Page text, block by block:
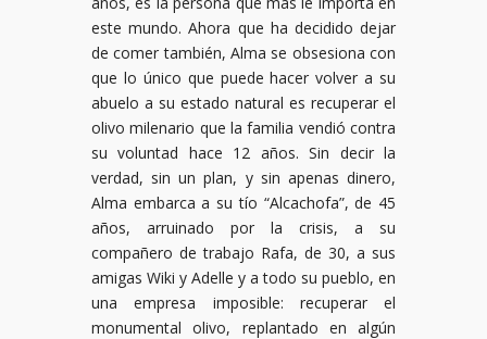
este mundo. Ahora que ha decidido dejar
de comer también, Alma se obsesiona con
que lo único que puede hacer volver a su
abuelo a su estado natural es recuperar el
olivo milenario que la familia vendió contra
su voluntad hace 12 años. Sin decir la
verdad, sin un plan, y sin apenas dinero,
Alma embarca a su tío “Alcachofa”, de 45
años, arruinado por la crisis, a su
compañero de trabajo Rafa, de 30, a sus
amigas Wiki y Adelle y a todo su pueblo, en
una empresa imposible: recuperar el
monumental olivo, replantado en algún